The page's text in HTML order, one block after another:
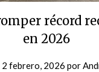
récord
en 2026
2 febrero, 2026 por